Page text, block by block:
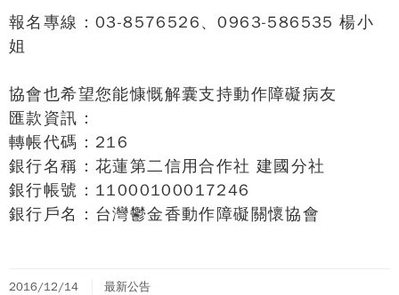
報名專線：03-8576526、0963-586535 楊小
姐
協會也希望您能慷慨解囊支持動作障礙病友
匯款資訊：
轉帳代碼：216
銀行名稱：花蓮第二信用合作社 建國分社
銀行帳號：11000100017246
銀行戶名：台灣鬱金香動作障礙關懷協會
2016/12/14 最新公告